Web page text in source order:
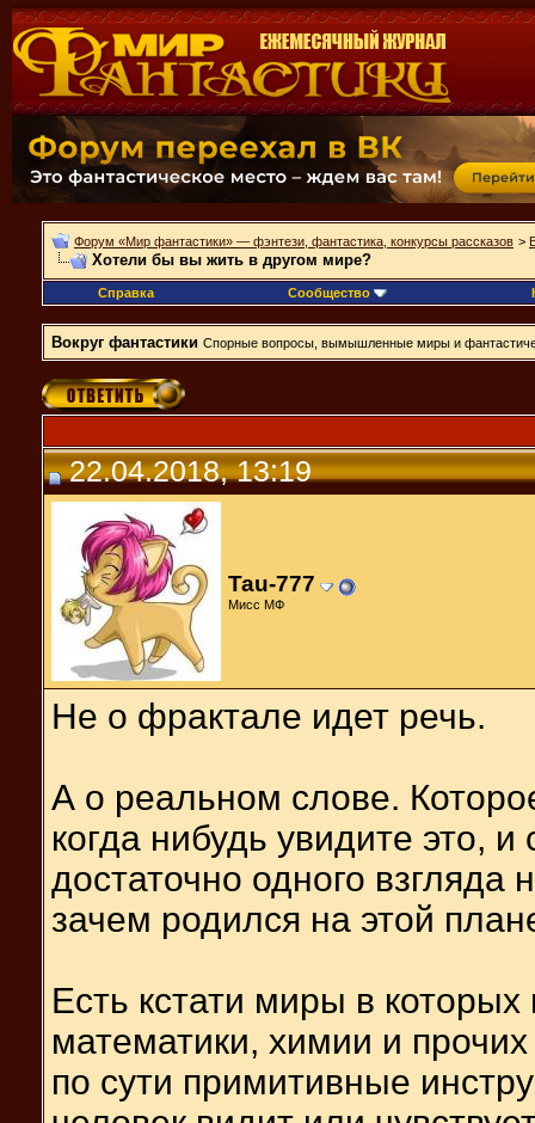
Форум «Мир фантастики» — фэнтези, фантастика, конкурсы рассказов >
Хотели бы вы жить в другом мире?
Справка Сообщество
Вокруг фантастики Спорные вопросы, вымышленные миры и
22.04.2018, 13:19
Tau-777
Мисс МФ
Не о фрактале идет речь.
А о реальном слове.
когда нибудь увидите это,
достаточно одного взгляда
зачем родился на этой
Есть кстати миры в
математики, химии и
по сути примитивные